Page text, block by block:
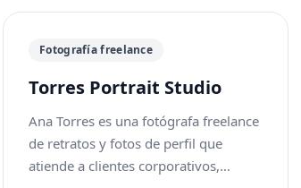
las plataformas de entrega, lo que
DoorDash y Uber Eats en
comparación con competidores que
tenían imágenes de calidad de
estudio.
Fotografía freelance
Torres Portrait Studio
Ana Torres es una fotógrafa freelance
de retratos y fotos de perfil que
atiende a clientes corporativos,